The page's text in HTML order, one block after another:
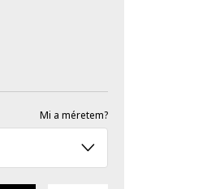
Mi a méretem?